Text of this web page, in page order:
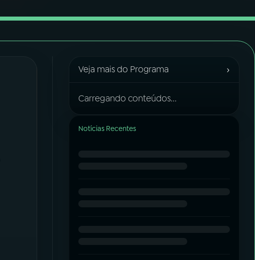
Veja mais do Programa ›
Carregando conteúdos...
Notícias Recentes